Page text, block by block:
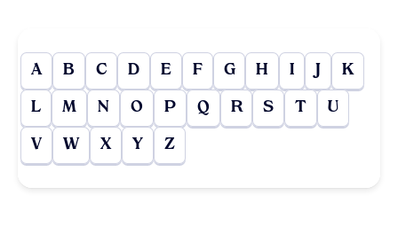
A B C D E F G H I J K
L M N O P Q R S T U
V W X Y Z